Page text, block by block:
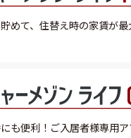
めて、 住替え時の家賃が
も便利！ ご入居者様専用ア